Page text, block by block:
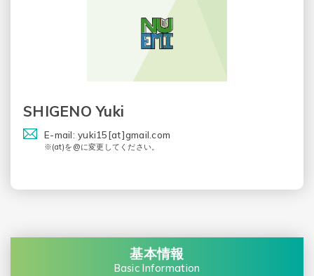
SHIGENO Yuki
E-mail: yuki15[at]gmail.com
※(at)を@に変更してください。
基本情報
Basic Information